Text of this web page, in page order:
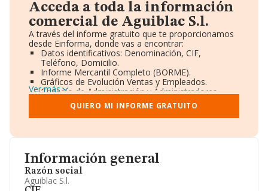
Información general
Razón social
Aguiblac S.l.
Acceda a toda la información
comercial de Aguiblac S.l.
A través del informe gratuito que te proporcionamos
desde Einforma, donde vas a encontrar:
Datos identificativos: Denominación, CIF,
Teléfono, Domicilio.
Informe Mercantil Completo (BORME).
Gráficos de Evolución Ventas y Empleados.
Consejo de Administración y Administradores.
Directivos y Ejecutivos.
Accionistas.
Participaciones y Vinculaciones en otras empresas.
Información oficial y registral complementaria.
Ver más
QUIERO MI INFORME GRATUITO